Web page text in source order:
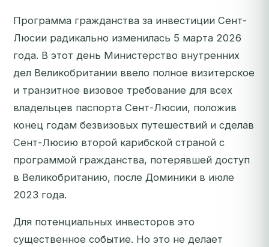
Программа гражданства за инвестиции Сент-
Люсии радикально изменилась 5 марта 2026
года. В этот день Министерство внутренних
дел Великобритании ввело полное визитерское
и транзитное визовое требование для всех
владельцев паспорта Сент-Люсии, положив
конец годам безвизовых путешествий и сделав
Сент-Люсию второй карибской страной с
программой гражданства, потерявшей доступ
в Великобританию, после Доминики в июле
2023 года.
Для потенциальных инвесторов это
существенное событие. Но это не делает